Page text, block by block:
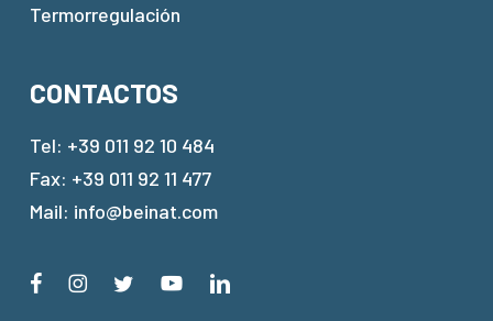
Termorregulación
CONTACTOS
Tel: +39 011 92 10 484
Fax: +39 011 92 11 477
Mail: info@beinat.com